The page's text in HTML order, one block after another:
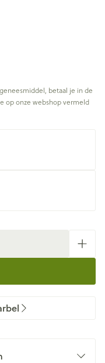
betaal je in de
op onze webshop vermeld